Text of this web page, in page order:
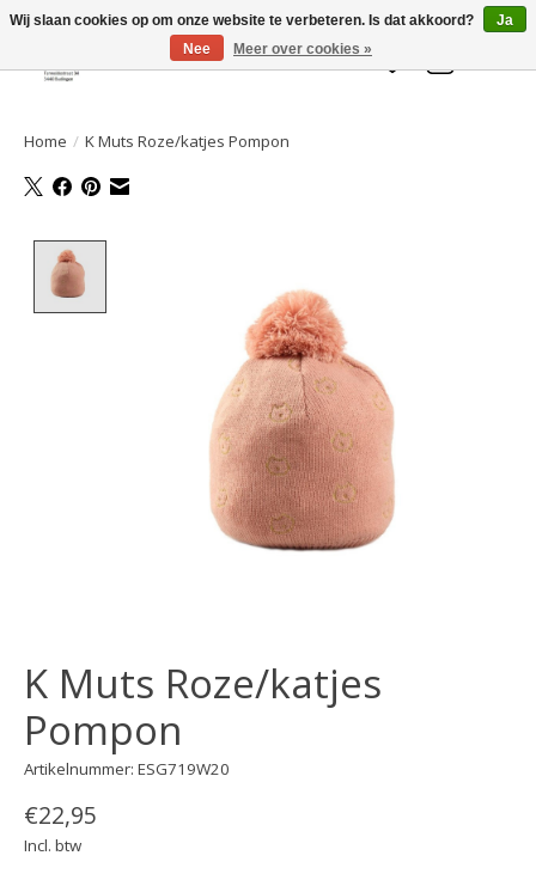
Welkom bij de Gelaarsde KAT
Verlanglijst
Home / K Muts Roze/katjes Pompon
K Muts Roze/katjes
Pompon
Artikelnummer: ESG719W20
€22,95
Incl. btw
Wij slaan cookies op om onze website te verbeteren. Is dat akkoord?
Ja
Nee
Meer over cookies »